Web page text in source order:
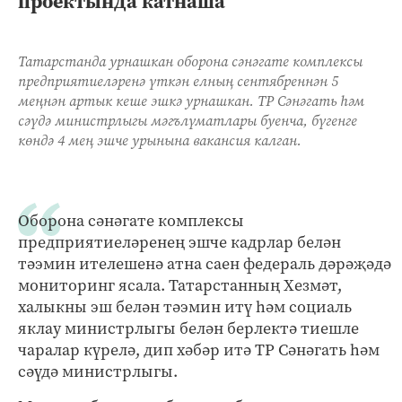
Татарстанда урнашкан оборона сәнәгате комплексы
предприятиеләренә үткән елның сентябреннән 5
меңнән артык кеше эшкә урнашкан. ТР Сәнәгать һәм
сәүдә министрлыгы мәгълүматлары буенча, бүгенге
көндә 4 мең эшче урынына вакансия калган.
Оборона сәнәгате комплексы
предприятиеләренең эшче кадрлар белән
тәэмин ителешенә атна саен федераль дәрәҗәдә
мониторинг ясала. Татарстанның Хезмәт,
халыкны эш белән тәэмин итү һәм социаль
яклау министрлыгы белән берлектә тиешле
чаралар күрелә, дип хәбәр итә ТР Сәнәгать һәм
сәүдә министрлыгы.